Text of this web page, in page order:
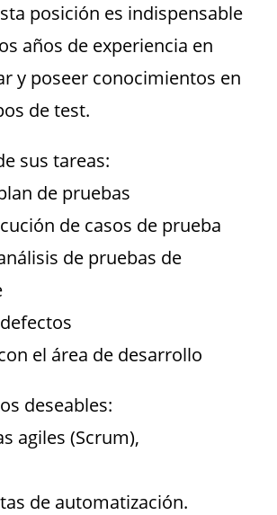
posición es indispensable
años de experiencia en
y poseer conocimientos en
de test.
sus tareas:
de pruebas
de casos de prueba
de pruebas de
el área de desarrollo
deseables:
agiles (Scrum),
de automatización.